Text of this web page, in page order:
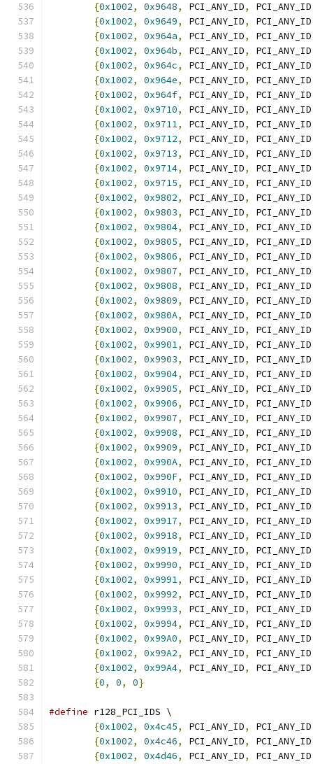
{0x1002, 0x9648, PCI_ANY_ID, PCI_ANY_ID
{0x1002, 0x9649, PCI_ANY_ID, PCI_ANY_ID
{0x1002, 0x964a, PCI_ANY_ID, PCI_ANY_ID
{0x1002, 0x964b, PCI_ANY_ID, PCI_ANY_ID
{0x1002, 0x964c, PCI_ANY_ID, PCI_ANY_ID
{0x1002, 0x964e, PCI_ANY_ID, PCI_ANY_ID
{0x1002, 0x964f, PCI_ANY_ID, PCI_ANY_ID
{0x1002, 0x9710, PCI_ANY_ID, PCI_ANY_ID
{0x1002, 0x9711, PCI_ANY_ID, PCI_ANY_ID
{0x1002, 0x9712, PCI_ANY_ID, PCI_ANY_ID
{0x1002, 0x9713, PCI_ANY_ID, PCI_ANY_ID
{0x1002, 0x9714, PCI_ANY_ID, PCI_ANY_ID
{0x1002, 0x9715, PCI_ANY_ID, PCI_ANY_ID
{0x1002, 0x9802, PCI_ANY_ID, PCI_ANY_ID
{0x1002, 0x9803, PCI_ANY_ID, PCI_ANY_ID
{0x1002, 0x9804, PCI_ANY_ID, PCI_ANY_ID
{0x1002, 0x9805, PCI_ANY_ID, PCI_ANY_ID
{0x1002, 0x9806, PCI_ANY_ID, PCI_ANY_ID
{0x1002, 0x9807, PCI_ANY_ID, PCI_ANY_ID
{0x1002, 0x9808, PCI_ANY_ID, PCI_ANY_ID
{0x1002, 0x9809, PCI_ANY_ID, PCI_ANY_ID
{0x1002, 0x980A, PCI_ANY_ID, PCI_ANY_ID
{0x1002, 0x9900, PCI_ANY_ID, PCI_ANY_ID
{0x1002, 0x9901, PCI_ANY_ID, PCI_ANY_ID
{0x1002, 0x9903, PCI_ANY_ID, PCI_ANY_ID
{0x1002, 0x9904, PCI_ANY_ID, PCI_ANY_ID
{0x1002, 0x9905, PCI_ANY_ID, PCI_ANY_ID
{0x1002, 0x9906, PCI_ANY_ID, PCI_ANY_ID
{0x1002, 0x9907, PCI_ANY_ID, PCI_ANY_ID
{0x1002, 0x9908, PCI_ANY_ID, PCI_ANY_ID
{0x1002, 0x9909, PCI_ANY_ID, PCI_ANY_ID
{0x1002, 0x990A, PCI_ANY_ID, PCI_ANY_ID
{0x1002, 0x990F, PCI_ANY_ID, PCI_ANY_ID
{0x1002, 0x9910, PCI_ANY_ID, PCI_ANY_ID
{0x1002, 0x9913, PCI_ANY_ID, PCI_ANY_ID
{0x1002, 0x9917, PCI_ANY_ID, PCI_ANY_ID
{0x1002, 0x9918, PCI_ANY_ID, PCI_ANY_ID
{0x1002, 0x9919, PCI_ANY_ID, PCI_ANY_ID
{0x1002, 0x9990, PCI_ANY_ID, PCI_ANY_ID
{0x1002, 0x9991, PCI_ANY_ID, PCI_ANY_ID
{0x1002, 0x9992, PCI_ANY_ID, PCI_ANY_ID
{0x1002, 0x9993, PCI_ANY_ID, PCI_ANY_ID
{0x1002, 0x9994, PCI_ANY_ID, PCI_ANY_ID
{0x1002, 0x99A0, PCI_ANY_ID, PCI_ANY_ID
{0x1002, 0x99A2, PCI_ANY_ID, PCI_ANY_ID
{0x1002, 0x99A4, PCI_ANY_ID, PCI_ANY_ID
{0, 0, 0}
#define r128_PCI_IDS \
{0x1002, 0x4c45, PCI_ANY_ID, PCI_ANY_ID
{0x1002, 0x4c46, PCI_ANY_ID, PCI_ANY_ID
{0x1002, 0x4d46, PCI_ANY_ID, PCI_ANY_ID